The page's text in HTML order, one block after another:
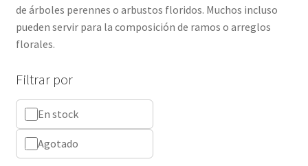
de árboles perennes o arbustos floridos. Muchos incluso
pueden servir para la composición de ramos o arreglos
florales.
Filtrar por
En stock
Agotado